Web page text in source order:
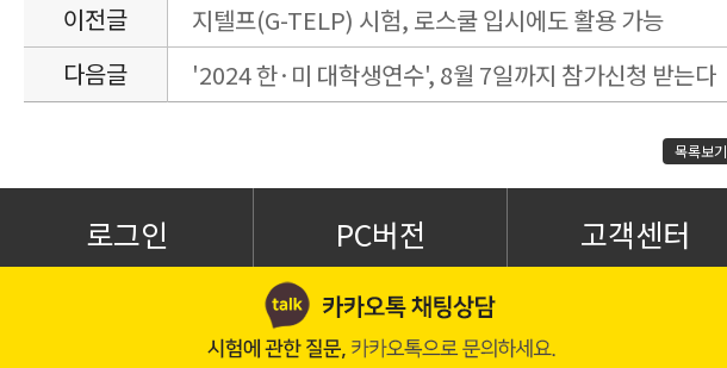
이전글
지텔프(G-TELP) 시험, 로스쿨 입시에도 활용 가능
다음글
'2024 한·미 대학생연수', 8월 7일까지 참가신청 받는다
목록보기
로그인 PC버전 고객센터